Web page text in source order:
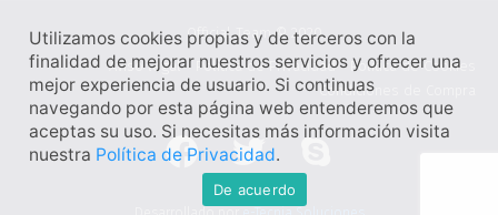
Official Team © 2020
Aviso legal
Política de Privacidad
Política de Cookies
Condiciones de Compra
F
a
T
w
i
S
Utilizamos cookies propias y de terceros con la
finalidad de mejorar nuestros servicios y ofrecer una
mejor experiencia de usuario. Si continuas
navegando por esta página web entenderemos que
aceptas su uso. Si necesitas más información visita
nuestra Política de Privacidad.
De acuerdo